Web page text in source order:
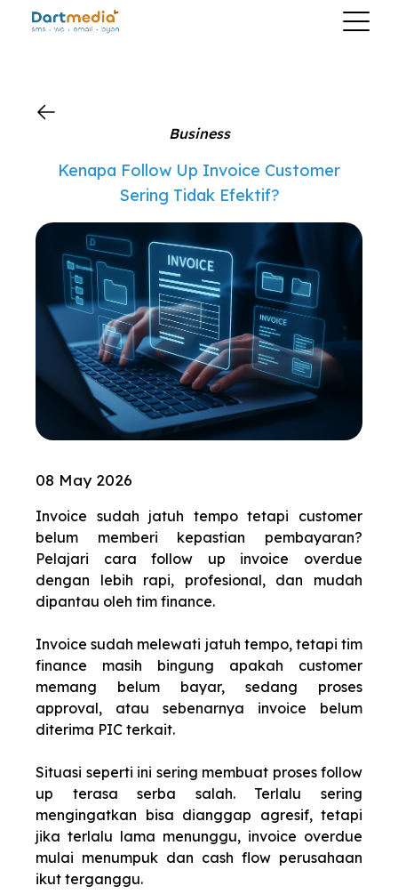
Business
Kenapa Follow Up Invoice Customer
Sering Tidak Efektif?
08 May 2026
Invoice sudah jatuh tempo tetapi customer
belum memberi kepastian pembayaran?
Pelajari cara follow up invoice overdue
dengan lebih rapi, profesional, dan mudah
dipantau oleh tim finance.
Invoice sudah melewati jatuh tempo, tetapi tim
finance masih bingung apakah customer
memang belum bayar, sedang proses
approval, atau sebenarnya invoice belum
diterima PIC terkait.
Situasi seperti ini sering membuat proses follow
up terasa serba salah. Terlalu sering
mengingatkan bisa dianggap agresif, tetapi
jika terlalu lama menunggu, invoice overdue
mulai menumpuk dan cash flow perusahaan
ikut terganggu.